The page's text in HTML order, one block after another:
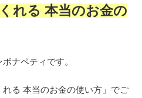
れる 本当のお金の
ナペティです。
る 本当のお金の使い方」でご